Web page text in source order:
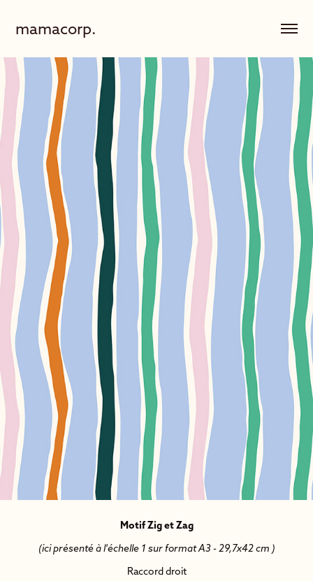
mamacorp.
Motif Zig et Zag
(ici présenté à l'échelle 1 sur format A3 - 29,7x42 cm )
Raccord droit